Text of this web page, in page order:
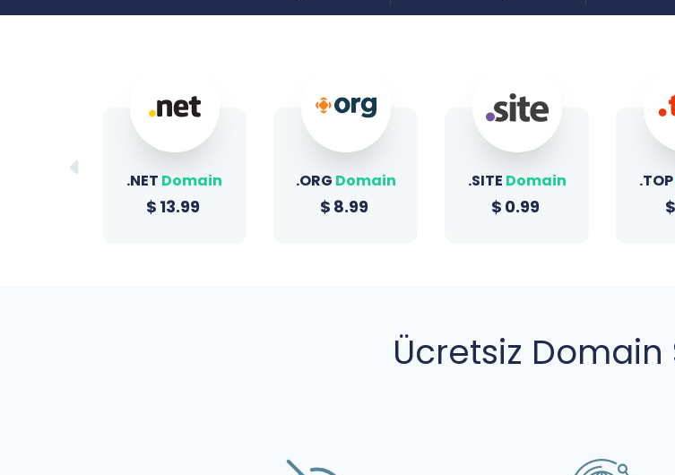
.ORGDomain
$ 8.99
.SITE Domain
$ 0.99
.TOP Domain
$ 1.99 $
Ücretsiz Domain